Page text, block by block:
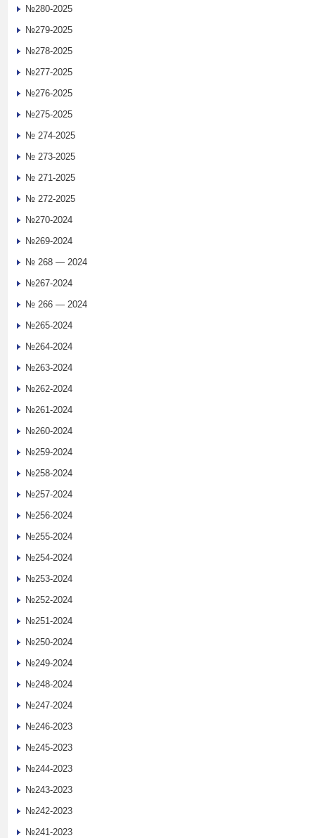
№280-2025
№279-2025
№278-2025
№277-2025
№276-2025
№275-2025
№ 274-2025
№ 273-2025
№ 271-2025
№ 272-2025
№270-2024
№269-2024
№ 268 — 2024
№267-2024
№ 266 — 2024
№265-2024
№264-2024
№263-2024
№262-2024
№261-2024
№260-2024
№259-2024
№258-2024
№257-2024
№256-2024
№255-2024
№254-2024
№253-2024
№252-2024
№251-2024
№250-2024
№249-2024
№248-2024
№247-2024
№246-2023
№245-2023
№244-2023
№243-2023
№242-2023
№241-2023